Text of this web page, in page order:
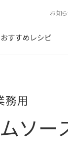
お知
おすすめレシピ
務用
ソ